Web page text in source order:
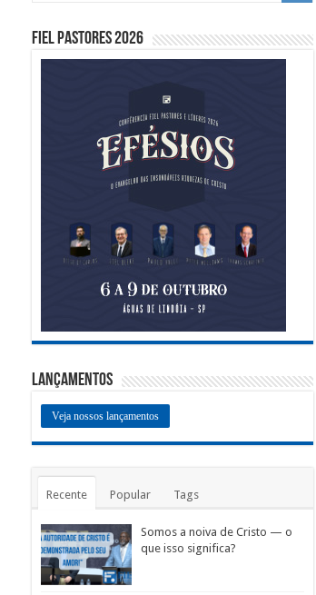
Fiel Pastores 2026
Lançamentos
Veja nossos lançamentos
Recente Popular Tags
Somos a noiva de Cristo — o
que isso significa?